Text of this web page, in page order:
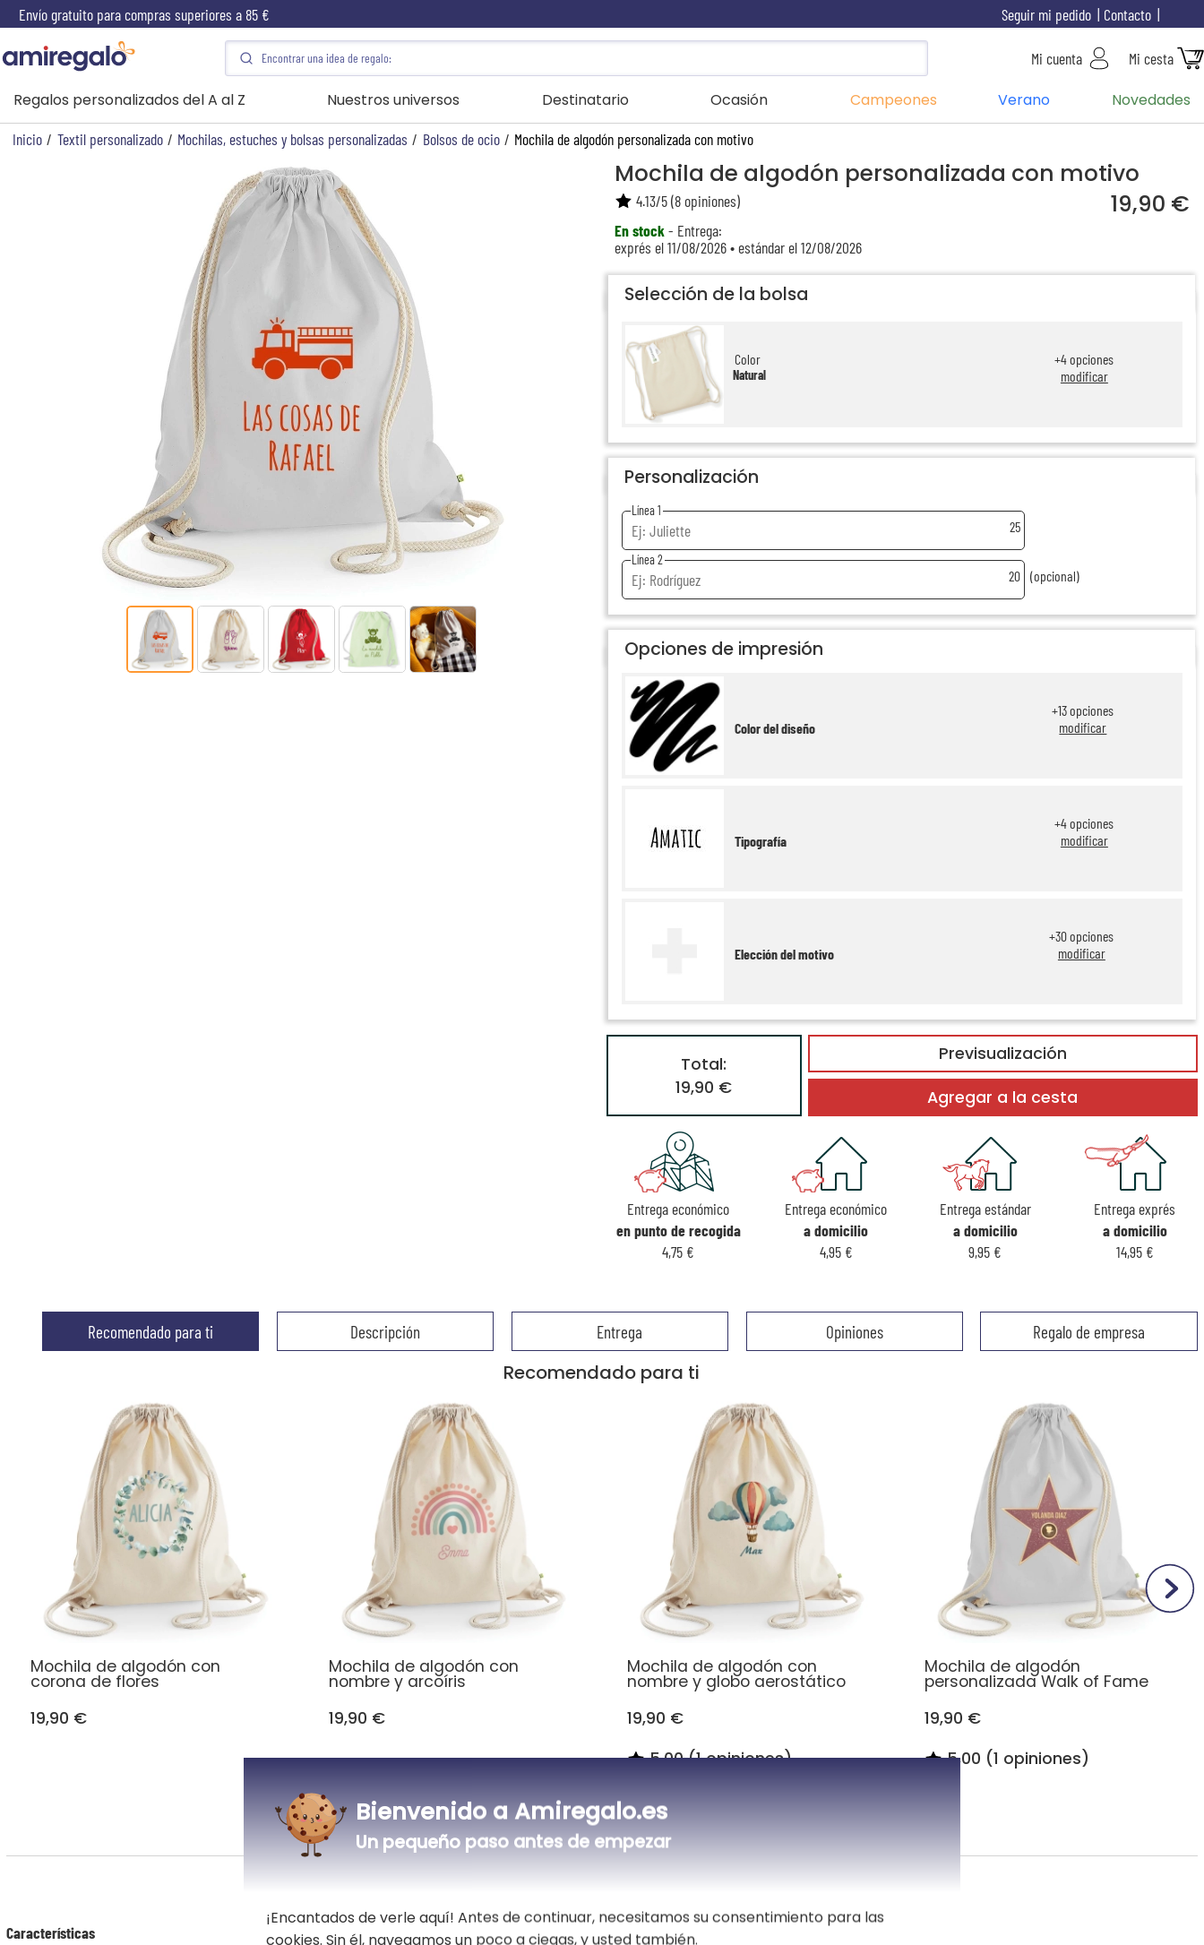
Envío gratuito para compras superiores a 85 € Contacto
Seguir mi pedido
Mi cuenta Mi cesta
Regalos personalizados del A al Z Nuestros universos Destinatario Ocasión Campeones Verano Novedades
Inicio / Textil personalizado / Mochilas, estuches y bolsas personalizadas / Bolsos de ocio / Mochila de algodón personalizada con motivo
Mochila de algodón personalizada con motivo
19,90 €
En stock- Entrega:
exprés el 11/08/2026 • estándar el 12/08/2026
4.13/5(8opiniones)
Selección de la bolsa
Color
Natural
+4opciones
modificar
Personalización
Línea 1
25
Línea 2
20 (opcional)
Opciones de impresión
Color del diseño
+13opciones
modificar
Tipografía
+4opciones
modificar
Elección del motivo
+30opciones
modificar
Previsualización
Total:
19,90 €
Agregar a la cesta
Entrega económico
en punto de recogida
4,75 €
Entrega económico
a domicilio
4,95 €
Entrega estándar
a domicilio
9,95 €
Entrega exprés
a domicilio
14,95 €
Recomendado para ti Descripción Entrega Opiniones Regalo de empresa
Recomendado para ti
Mochila de algodón con
corona de flores
19,90 €
Mochila de algodón con
nombre y arcoíris
19,90 €
Mochila de algodón con
nombre y globo aerostático
19,90 €
5,00 (1 opiniones)
Mochila de algodón
personalizada Walk of Fame
19,90 €
5,00 (1 opiniones)
Todas las mochilas de algodón
Características
Descripción
Bienvenido a Amiregalo.es
Un pequeño paso antes de empezar
¡Encantados de verle aquí! Antes de continuar, necesitamos su consentimiento para las
cookies. Sin él, navegamos un poco a ciegas, y usted también.